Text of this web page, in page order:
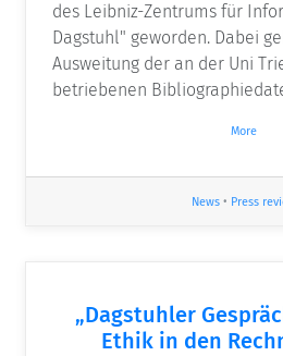
des Leibniz-Zentrums für
Dagstuhl" geworden. Dabei
Ausweitung der an der Uni
betriebenen
More
News• Press
„Dagstuhler
Ethik in den